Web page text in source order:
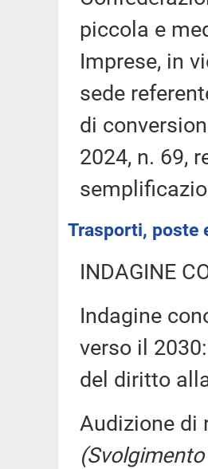
piccola e
Imprese, in
sede
di
2024, n. 69,
Trasporti, poste
INDAGINE
Indagine
verso il
del diritto
Audizione di